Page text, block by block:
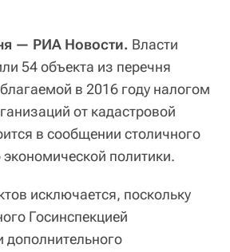
— РИА Новости. Власти
54 объекта из перечня
в 2016 году налогом
от кадастровой
в сообщении столичного
политики.
исключается, поскольку
Госинспекцией
дополнительного